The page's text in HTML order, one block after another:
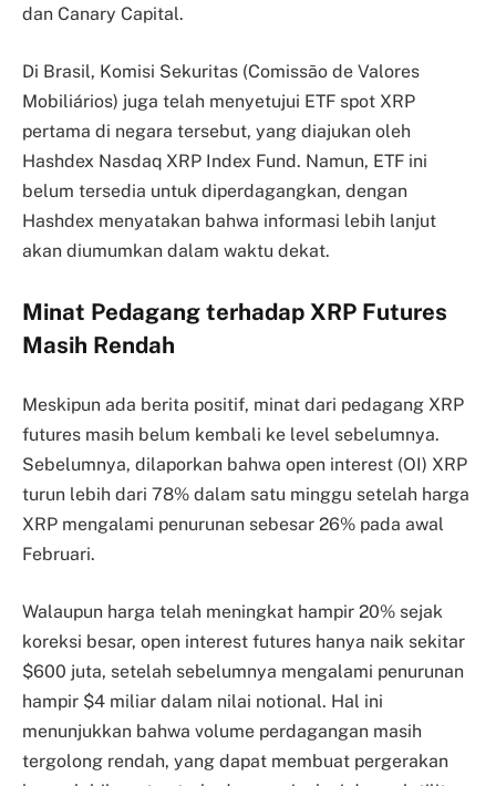
dan Canary Capital.
Di Brasil, Komisi Sekuritas (Comissão de Valores
Mobiliários) juga telah menyetujui ETF spot XRP
pertama di negara tersebut, yang diajukan oleh
Hashdex Nasdaq XRP Index Fund. Namun, ETF ini
belum tersedia untuk diperdagangkan, dengan
Hashdex menyatakan bahwa informasi lebih lanjut
akan diumumkan dalam waktu dekat.
Minat Pedagang terhadap XRP Futures
Masih Rendah
Meskipun ada berita positif, minat dari pedagang XRP
futures masih belum kembali ke level sebelumnya.
Sebelumnya, dilaporkan bahwa open interest (OI) XRP
turun lebih dari 78% dalam satu minggu setelah harga
XRP mengalami penurunan sebesar 26% pada awal
Februari.
Walaupun harga telah meningkat hampir 20% sejak
koreksi besar, open interest futures hanya naik sekitar
$600 juta, setelah sebelumnya mengalami penurunan
hampir $4 miliar dalam nilai notional. Hal ini
menunjukkan bahwa volume perdagangan masih
tergolong rendah, yang dapat membuat pergerakan